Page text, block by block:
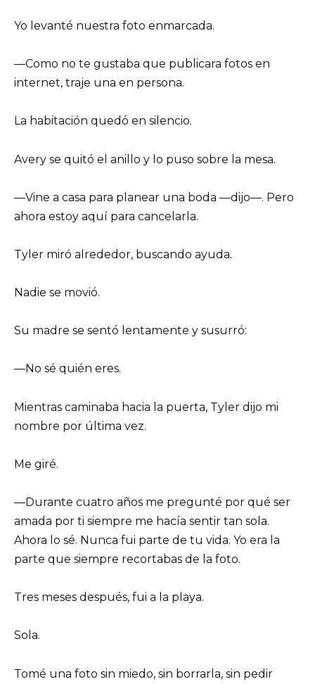
Yo levanté nuestra foto enmarcada.
—Como no te gustaba que publicara fotos en
internet, traje una en persona.
La habitación quedó en silencio.
Avery se quitó el anillo y lo puso sobre la mesa.
—Vine a casa para planear una boda —dijo—. Pero
ahora estoy aquí para cancelarla.
Tyler miró alrededor, buscando ayuda.
Nadie se movió.
Su madre se sentó lentamente y susurró:
—No sé quién eres.
Mientras caminaba hacia la puerta, Tyler dijo mi
nombre por última vez.
Me giré.
—Durante cuatro años me pregunté por qué ser
amada por ti siempre me hacía sentir tan sola.
Ahora lo sé. Nunca fui parte de tu vida. Yo era la
parte que siempre recortabas de la foto.
Tres meses después, fui a la playa.
Sola.
Tomé una foto sin miedo, sin borrarla, sin pedir